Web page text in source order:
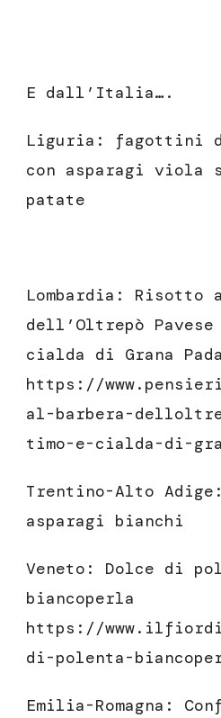
E dall’Italia….
Liguria: fagottini
con asparagi viola
patate
Lombardia: Risotto
dell’Oltrepò
cialda di Grana
https://
al-barbera-
timo-e-cialda-di-
Trentino-Alto
asparagi bianchi
Veneto: Dolce di
biancoperla
https://
di-polenta-
Emilia-Romagna: